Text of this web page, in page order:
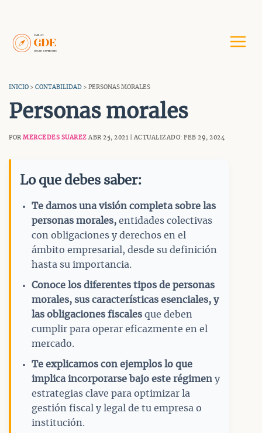
contenido
INICIO > CONTABILIDAD > PERSONAS MORALES
Personas morales
POR MERCEDES SUAREZ ABR 25, 2021 | ACTUALIZADO: FEB 29, 2024
Lo que debes saber:
Te damos una visión completa sobre las
personas morales, entidades colectivas
con obligaciones y derechos en el
ámbito empresarial, desde su definición
hasta su importancia.
Conoce los diferentes tipos de personas
morales, sus características esenciales, y
las obligaciones fiscales que deben
cumplir para operar eficazmente en el
mercado.
Te explicamos con ejemplos lo que
implica incorporarse bajo este régimen y
estrategias clave para optimizar la
gestión fiscal y legal de tu empresa o
institución.